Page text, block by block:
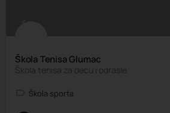
Škola Tenisa Glumac
Škola tenisa za decu i odrasle
Škola sporta